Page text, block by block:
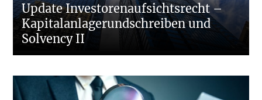
Update Investorenaufsichtsrecht –
Kapitalanlagerundschreiben und
Solvency II